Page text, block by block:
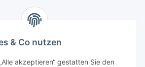
& Co nutzen
akzeptieren“ gestatten Sie den